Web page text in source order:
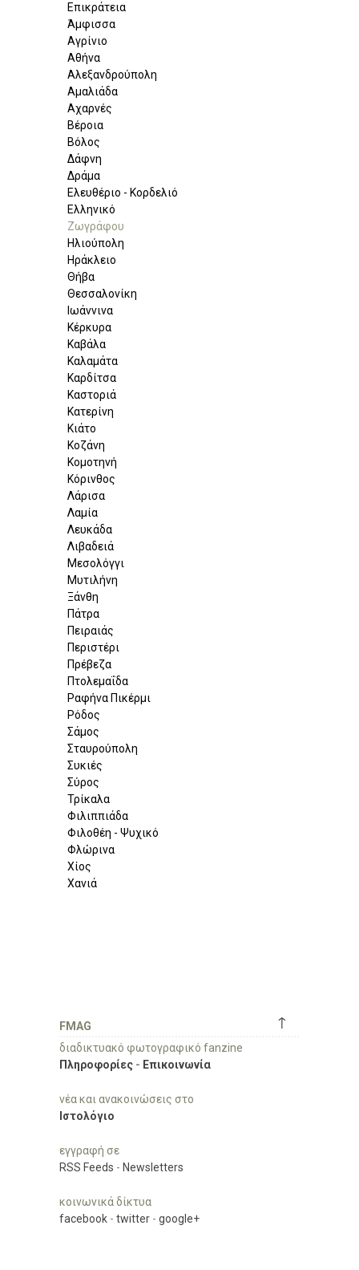
Επικράτεια
Άμφισσα
Αγρίνιο
Αθήνα
Αλεξανδρούπολη
Αμαλιάδα
Αχαρνές
Βέροια
Βόλος
Δάφνη
Δράμα
Ελευθέριο - Κορδελιό
Ελληνικό
Ζωγράφου
Ηλιούπολη
Ηράκλειο
Θήβα
Θεσσαλονίκη
Ιωάννινα
Κέρκυρα
Καβάλα
Καλαμάτα
Καρδίτσα
Καστοριά
Κατερίνη
Κιάτο
Κοζάνη
Κομοτηνή
Κόρινθος
Λάρισα
Λαμία
Λευκάδα
Λιβαδειά
Μεσολόγγι
Μυτιλήνη
Ξάνθη
Πάτρα
Πειραιάς
Περιστέρι
Πρέβεζα
Πτολεμαΐδα
Ραφήνα Πικέρμι
Ρόδος
Σάμος
Σταυρούπολη
Συκιές
Σύρος
Τρίκαλα
Φιλιππιάδα
Φιλοθέη - Ψυχικό
Φλώρινα
Χίος
Χανιά
↑
FMAG
διαδικτυακό φωτογραφικό fanzine
Πληροφορίες - Επικοινωνία
νέα και ανακοινώσεις στο
Ιστολόγιο
εγγραφή σε
RSS Feeds - Newsletters
κοινωνικά δίκτυα
facebook - twitter - google+